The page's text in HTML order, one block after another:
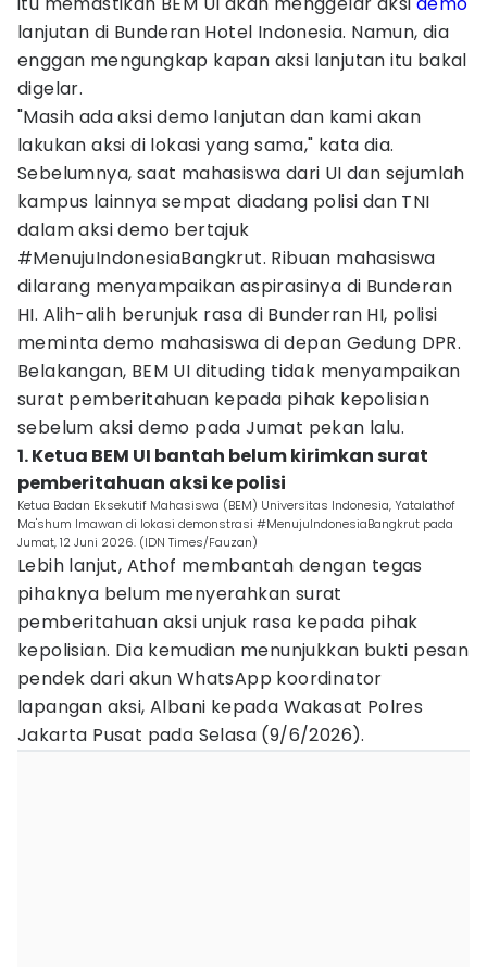
lanjutan di Bunderan Hotel Indonesia. Namun, dia
enggan mengungkap kapan aksi lanjutan itu bakal
digelar.
"Masih ada aksi demo lanjutan dan kami akan
lakukan aksi di lokasi yang sama," kata dia.
Sebelumnya, saat mahasiswa dari UI dan sejumlah
kampus lainnya sempat diadang polisi dan TNI
dalam aksi demo bertajuk
#MenujuIndonesiaBangkrut. Ribuan mahasiswa
dilarang menyampaikan aspirasinya di Bunderan
HI. Alih-alih berunjuk rasa di Bunderran HI, polisi
meminta demo mahasiswa di depan Gedung DPR.
Belakangan, BEM UI dituding tidak menyampaikan
surat pemberitahuan kepada pihak kepolisian
sebelum aksi demo pada Jumat pekan lalu.
1. Ketua BEM UI bantah belum kirimkan surat
pemberitahuan aksi ke polisi
Ketua Badan Eksekutif Mahasiswa (BEM) Universitas Indonesia, Yatalathof
Ma'shum Imawan di lokasi demonstrasi #MenujuIndonesiaBangkrut pada
Jumat, 12 Juni 2026. (IDN Times/Fauzan)
Lebih lanjut, Athof membantah dengan tegas
pihaknya belum menyerahkan surat
pemberitahuan aksi unjuk rasa kepada pihak
kepolisian. Dia kemudian menunjukkan bukti pesan
pendek dari akun WhatsApp koordinator
lapangan aksi, Albani kepada Wakasat Polres
Jakarta Pusat pada Selasa (9/6/2026).